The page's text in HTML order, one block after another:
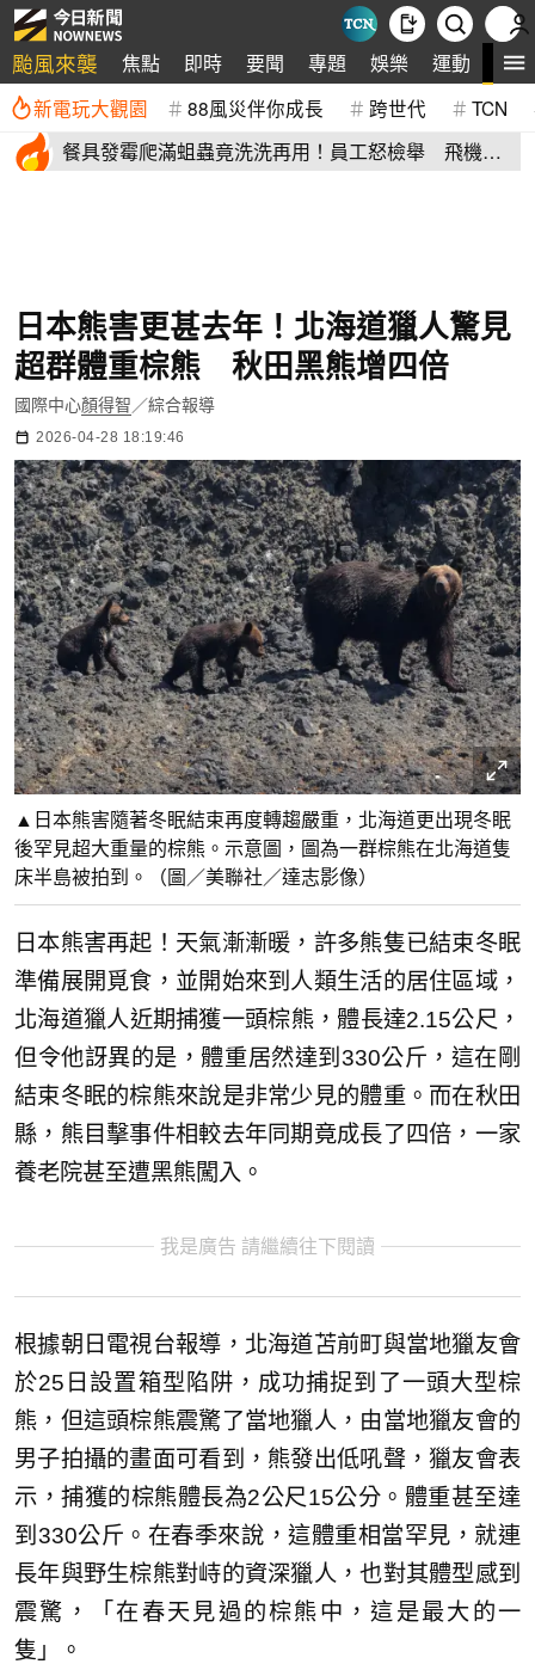
颱風來襲 焦點 即時 要聞 專題 娛樂 運動 全
新電玩大觀園 88風災伴你成長 跨世代 TCN
餐具發霉爬滿蛆蟲竟洗洗再用！員工怒檢舉 飛機餐
日本熊害更甚去年！北海道獵人驚見
超群體重棕熊 秋田黑熊增四倍
國際中心顏得智 ／綜合報導
2026-04-28 18:19:46
▲日本熊害隨著冬眠結束再度轉趨嚴重，北海道更出現冬眠
後罕見超大重量的棕熊。示意圖，圖為一群棕熊在北海道隻
床半島被拍到。（圖／美聯社／達志影像）
日本熊害再起！天氣漸漸暖，許多熊隻已結束冬眠
準備展開覓食，並開始來到人類生活的居住區域，
北海道獵人近期捕獲一頭棕熊，體長達2.15公尺，
但令他訝異的是，體重居然達到330公斤，這在剛
結束冬眠的棕熊來說是非常少見的體重。而在秋田
縣，熊目擊事件相較去年同期竟成長了四倍，一家
養老院甚至遭黑熊闖入。
我是廣告 請繼續往下閱讀
根據朝日電視台報導，北海道苫前町與當地獵友會
於25日設置箱型陷阱，成功捕捉到了一頭大型棕
熊，但這頭棕熊震驚了當地獵人，由當地獵友會的
男子拍攝的畫面可看到，熊發出低吼聲，獵友會表
示，捕獲的棕熊體長為2公尺15公分。體重甚至達
到330公斤。在春季來說，這體重相當罕見，就連
長年與野生棕熊對峙的資深獵人，也對其體型感到
震驚，「在春天見過的棕熊中，這是最大的一
隻」。